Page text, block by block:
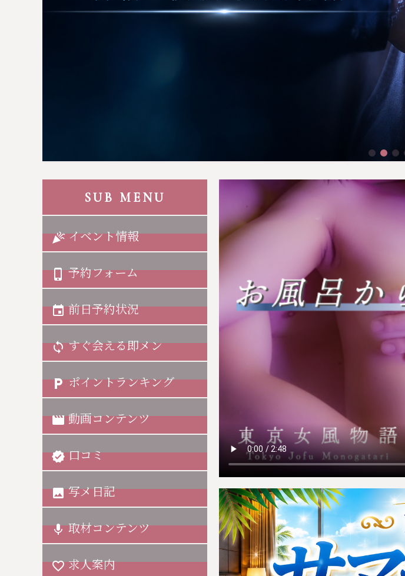
SUB MENU
celebrationイベント情報
phone_iphone予約フォーム
insert_invitation前日予約状況
syncすぐ会える即メン
local_parkingポイントランキング
movie動画コンテンツ
verified口コミ
image写メ日記
mic取材コンテンツ
favorite_border求人案内